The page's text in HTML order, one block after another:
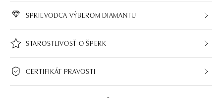
SPRIEVODCA VÝBEROM DIAMANTU
STAROSTLIVOSŤ O ŠPERK
CERTIFIKÁT PRAVOSTI